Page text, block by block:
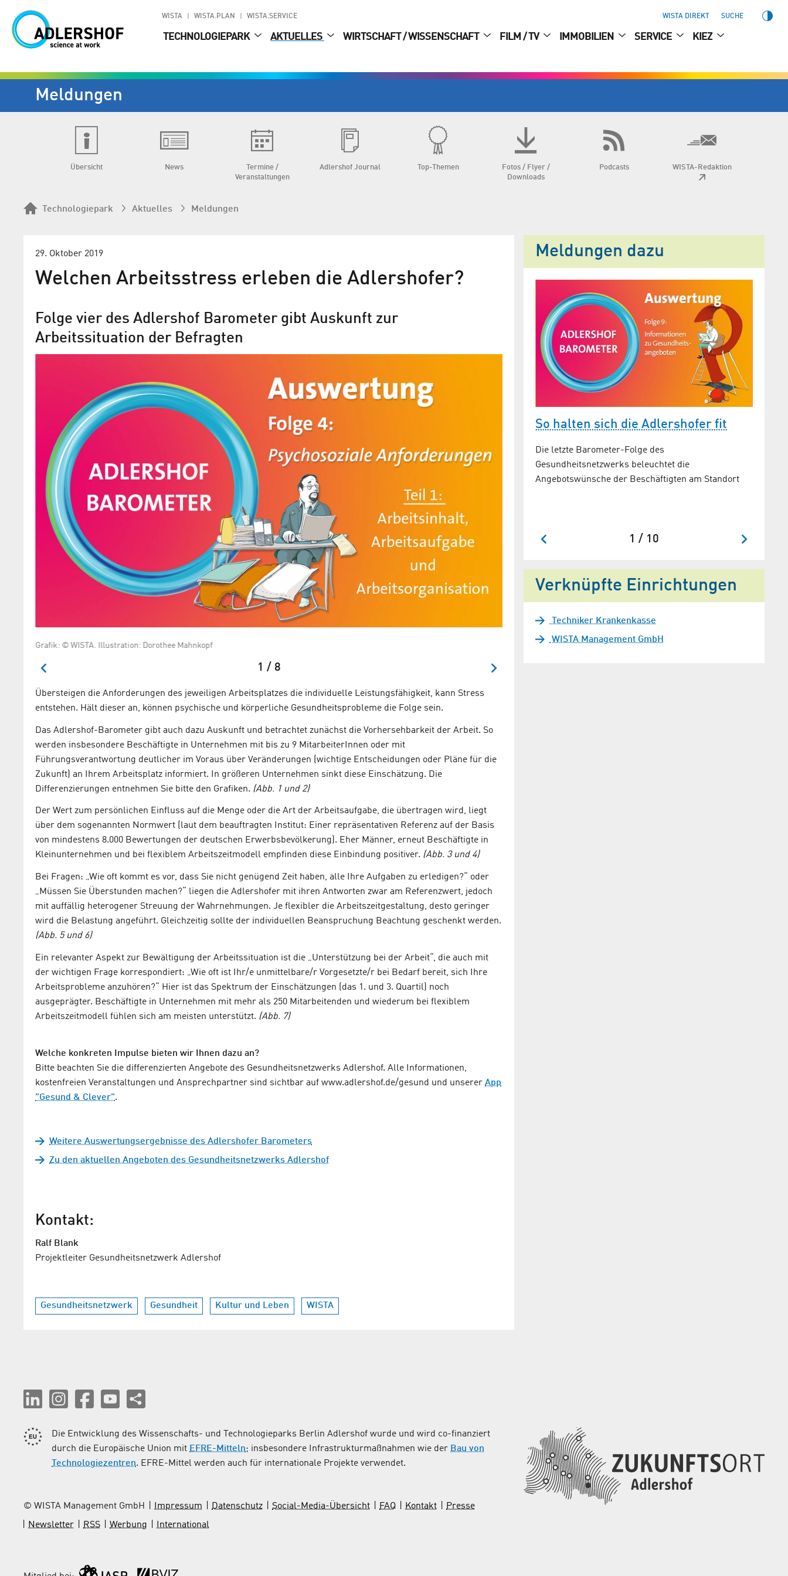
WISTA WISTA.PLAN WISTA.SERVICE WISTA DIREKT SUCHE
TECHNOLOGIEPARK AKTUELLES WIRTSCHAFT / WISSENSCHAFT FILM / TV IMMOBILIEN SERVICE KIEZ
Meldungen
Übersicht News
Termine /
Veranstaltungen
Adlershof Journal Top-Themen
Fotos / Flyer /
Downloads
Podcasts WISTA-Redaktion
Technologiepark Aktuelles Meldungen
29. Oktober 2019
Welchen Arbeitsstress erleben die Adlershofer?
Folge vier des Adlershof Barometer gibt Auskunft zur
Arbeitssituation der Befragten
Grafik: © WISTA. Illustration: Dorothee Mahnkopf
Abb. 1: Vorhersehbarkeit der Arbeit nach Geschlecht und Branche, Grafik:
1 / 8
Übersteigen die Anforderungen des jeweiligen Arbeitsplatzes die individuelle Leistungsfähigkeit, kann Stress
entstehen. Hält dieser an, können psychische und körperliche Gesundheitsprobleme die Folge sein.
Das Adlershof-Barometer gibt auch dazu Auskunft und betrachtet zunächst die Vorhersehbarkeit der Arbeit. So
werden insbesondere Beschäftigte in Unternehmen mit bis zu 9 MitarbeiterInnen oder mit
Führungsverantwortung deutlicher im Voraus über Veränderungen (wichtige Entscheidungen oder Pläne für die
Zukunft) an Ihrem Arbeitsplatz informiert. In größeren Unternehmen sinkt diese Einschätzung. Die
Differenzierungen entnehmen Sie bitte den Grafiken. (Abb. 1 und 2)
Der Wert zum persönlichen Einfluss auf die Menge oder die Art der Arbeitsaufgabe, die übertragen wird, liegt
über dem sogenannten Normwert (laut dem beauftragten Institut: Einer repräsentativen Referenz auf der Basis
von mindestens 8.000 Bewertungen der deutschen Erwerbsbevölkerung). Eher Männer, erneut Beschäftigte in
Kleinunternehmen und bei flexiblem Arbeitszeitmodell empfinden diese Einbindung positiver. (Abb. 3 und 4)
Bei Fragen: „Wie oft kommt es vor, dass Sie nicht genügend Zeit haben, alle Ihre Aufgaben zu erledigen?“ oder
„Müssen Sie Überstunden machen?“ liegen die Adlershofer mit ihren Antworten zwar am Referenzwert, jedoch
mit auffällig heterogener Streuung der Wahrnehmungen. Je flexibler die Arbeitszeitgestaltung, desto geringer
wird die Belastung angeführt. Gleichzeitig sollte der individuellen Beanspruchung Beachtung geschenkt werden.
(Abb. 5 und 6)
Ein relevanter Aspekt zur Bewältigung der Arbeitssituation ist die „Unterstützung bei der Arbeit“, die auch mit
der wichtigen Frage korrespondiert: „Wie oft ist Ihr/e unmittelbare/r Vorgesetzte/r bei Bedarf bereit, sich Ihre
Arbeitsprobleme anzuhören?“ Hier ist das Spektrum der Einschätzungen (das 1. und 3. Quartil) noch
ausgeprägter. Beschäftigte in Unternehmen mit mehr als 250 Mitarbeitenden und wiederum bei flexiblem
Arbeitszeitmodell fühlen sich am meisten unterstützt. (Abb. 7)
Welche konkreten Impulse bieten wir Ihnen dazu an?
Bitte beachten Sie die differenzierten Angebote des Gesundheitsnetzwerks Adlershof. Alle Informationen,
kostenfreien Veranstaltungen und Ansprechpartner sind sichtbar auf www.adlershof.de/gesund und unserer App
"Gesund & Clever".
Weitere Auswertungsergebnisse des Adlershofer Barometers
Zu den aktuellen Angeboten des Gesundheitsnetzwerks Adlershof
Kontakt:
Ralf Blank
Projektleiter Gesundheitsnetzwerk Adlershof
Gesundheitsnetzwerk Gesundheit Kultur und Leben WISTA
Meldungen dazu
Adlershof Vorreiter bei
Gesundheitsfürsorge für Mitarbeiter
inforadio-Special zu neuem Berliner
Gesundheitsnetzwerk von Techniker Krankenkasse
und WISTA Management GmbH
Pendelstress und Schlafprobleme
Studie aus Berlin Adlershof zeigt, dass die
Arbeitswelt der Zukunft gesünder werden muss und
kann
So halten sich die Adlershofer fit
Die letzte Barometer-Folge des
Gesundheitsnetzwerks beleuchtet die
Angebotswünsche der Beschäftigten am Standort
1 / 10
Verknüpfte Einrichtungen
Techniker Krankenkasse
WISTA Management GmbH
Die Entwicklung des Wissenschafts- und Technologieparks Berlin Adlershof wurde und wird co-finanziert
durch die Europäische Union mit EFRE-Mitteln; insbesondere Infrastrukturmaßnahmen wie der Bau von
Technologiezentren. EFRE-Mittel werden auch für internationale Projekte verwendet.
© WISTA Management GmbH Impressum Datenschutz Social-Media-Übersicht FAQ Kontakt
Presse
Newsletter
RSS Werbung International